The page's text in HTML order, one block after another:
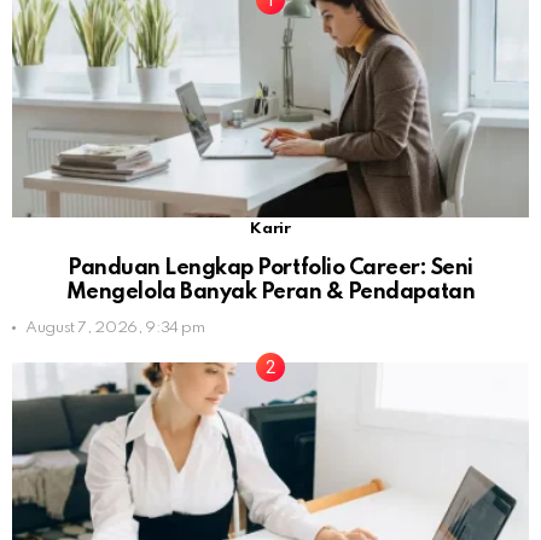
Karir
Panduan Lengkap Portfolio Career: Seni
Mengelola Banyak Peran & Pendapatan
August 7, 2026, 9:34 pm